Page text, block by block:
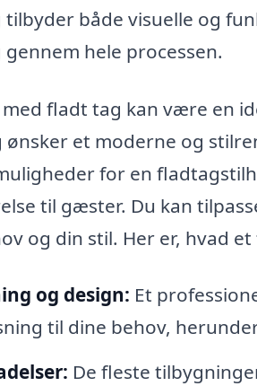
både visuelle og
hele processen.
fladt tag kan være en
ønsker et moderne og
for en
til gæster. Du kan
og din stil. Her er, hvad
og design: Et
til dine behov,
De fleste